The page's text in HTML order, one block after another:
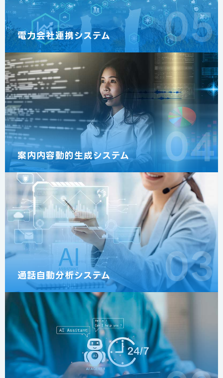
05
電力会社連携システム
04
案内内容動的生成システム
03
通話自動分析システム